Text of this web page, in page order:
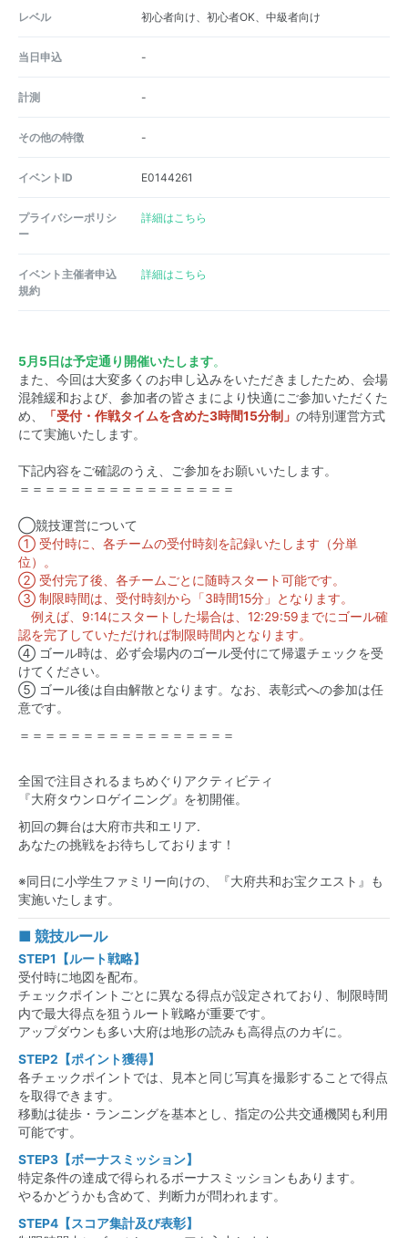
レベル 初心者向け、初心者OK、中級者向け
当日申込 -
計測 -
その他の特徴 -
イベントID E0144261
プライバシーポリシ
ー
詳細はこちら
イベント主催者申込
規約
詳細はこちら
5月5日は予定通り開催いたします。
また、今回は大変多くのお申し込みをいただきましたため、会場
混雑緩和および、参加者の皆さまにより快適にご参加いただくた
め、
「受付・作戦タイムを含めた3時間15分制」 の特別運営方式
にて実施いたします。
下記内容をご確認のうえ、ご参加をお願いいたします。
＝＝＝＝＝＝＝＝＝＝＝＝＝＝＝＝＝
◯競技運営について
① 受付時に、各チームの受付時刻を記録いたします（分単
位）。
② 受付完了後、各チームごとに随時スタート可能です。
③ 制限時間は、受付時刻から「3時間15分」となります。
例えば、9:14にスタートした場合は、12:29:59までにゴール確
認を完了していただければ制限時間内となります。
④ ゴール時は、必ず会場内のゴール受付にて帰還チェックを受
けてください。
⑤ ゴール後は自由解散となります。なお、表彰式への参加は任
意です。
＝＝＝＝＝＝＝＝＝＝＝＝＝＝＝＝＝
全国で注目されるまちめぐりアクティビティ
『大府タウンロゲイニング』を初開催。
初回の舞台は大府市共和エリア.
あなたの挑戦をお待ちしております！
※同日に小学生ファミリー向けの、『大府共和お宝クエスト 』も
実施いたします。
■ 競技ルール
STEP1【ルート戦略】
受付時に地図を配布。
チェックポイントごとに異なる得点が設定されており、制限時間
内で最大得点を狙うルート戦略が重要です。
アップダウンも多い大府は地形の読みも高得点のカギに。
STEP2【ポイント獲得】
各チェックポイントでは、見本と同じ写真を撮影することで得点
を取得できます。
移動は徒歩・ランニングを基本とし、指定の公共交通機関も利用
可能です。
STEP3【ボーナスミッション】
特定条件の達成で得られるボーナスミッションもあります。
やるかどうかも含めて、判断力が問われます。
STEP4【スコア集計及び表彰】